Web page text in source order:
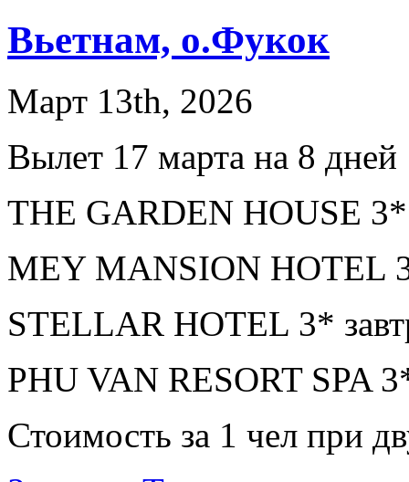
Вьетнам, о.Фукок
Март 13th, 2026
Вылет 17 марта на 8 дней
THE GARDEN HOUSE
MEY MANSION HOTEL
STELLAR HOTEL 3*
PHU VAN RESORT SPA
Стоимость за 1 чел при